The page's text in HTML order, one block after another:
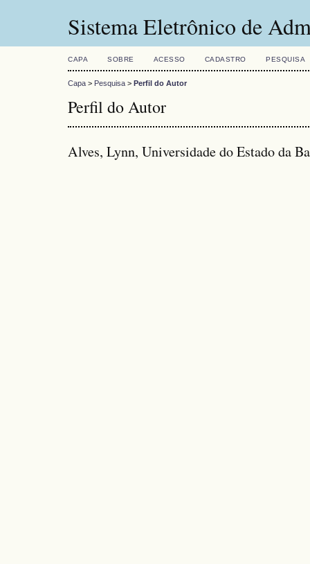
Sistema Eletrônico de
CAPA SOBRE ACESSO CADASTRO PESQUISA
Capa > Pesquisa > Perfil do Autor
Perfil do Autor
Alves, Lynn, Universidade do Estado da